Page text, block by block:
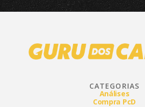
CATEGORIAS
Análises
Compra PcD